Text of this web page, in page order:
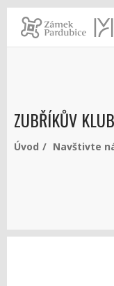
ZUBŘÍKŮV
Úvod Navštivte